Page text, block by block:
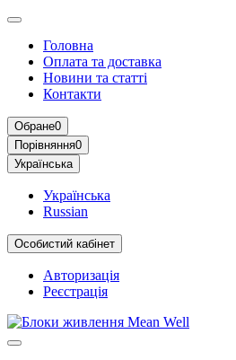
Головна
Оплата та доставка
Новини та статті
Контакти
Обране0
Порівняння0
Українська
Українська
Russian
Особистий кабінет
Авторизація
Реєстрація